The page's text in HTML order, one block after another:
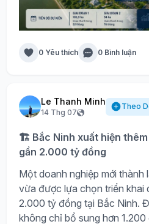
0 Yêu thích 0 Bình luận
Le Thanh Minh
14 Thg 07
Theo
🏗️ Bắc Ninh xuất hiện thêm
gần 2.000 tỷ đồng
Một doanh nghiệp mới thành
vừa được lựa chọn triển khai
2.000 tỷ đồng tại Bắc Ninh.
không chỉ bổ sung hơn